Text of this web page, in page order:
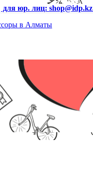
для юр. лиц: shop@idp.kz